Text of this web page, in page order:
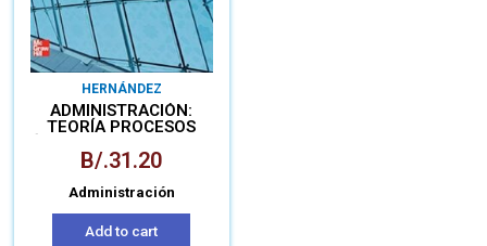
HERNÁNDEZ
ADMINISTRACIÓN:
TEORÍA PROCESOS
ESTRATÉGICA
B/.31.20
Administración
Add to cart